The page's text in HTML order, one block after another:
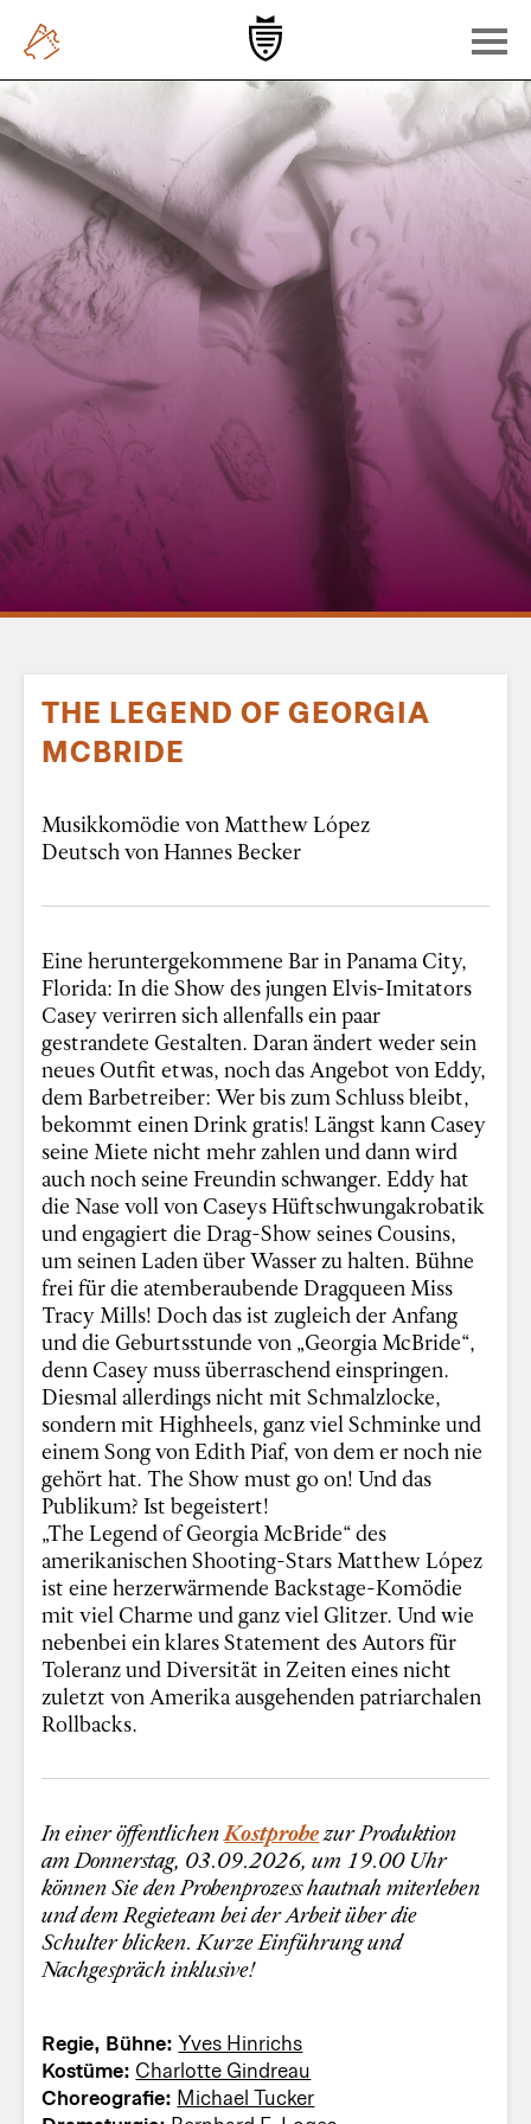
THE LEGEND OF GEORGIA
MCBRIDE
Musikkomödie von Matthew López
Deutsch von Hannes Becker
Eine heruntergekommene Bar in Panama City,
Florida: In die Show des jungen Elvis-Imitators
Casey verirren sich allenfalls ein paar
gestrandete Gestalten. Daran ändert weder sein
neues Outfit etwas, noch das Angebot von Eddy,
dem Barbetreiber: Wer bis zum Schluss bleibt,
bekommt einen Drink gratis! Längst kann Casey
seine Miete nicht mehr zahlen und dann wird
auch noch seine Freundin schwanger. Eddy hat
die Nase voll von Caseys Hüftschwungakrobatik
und engagiert die Drag-Show seines Cousins,
um seinen Laden über Wasser zu halten. Bühne
frei für die atemberaubende Dragqueen Miss
Tracy Mills! Doch das ist zugleich der Anfang
und die Geburtsstunde von „Georgia McBride“,
denn Casey muss überraschend einspringen.
Diesmal allerdings nicht mit Schmalzlocke,
sondern mit Highheels, ganz viel Schminke und
einem Song von Edith Piaf, von dem er noch nie
gehört hat. The Show must go on! Und das
Publikum? Ist begeistert!
„The Legend of Georgia McBride“ des
amerikanischen Shooting-Stars Matthew López
ist eine herzerwärmende Backstage-Komödie
mit viel Charme und ganz viel Glitzer. Und wie
nebenbei ein klares Statement des Autors für
Toleranz und Diversität in Zeiten eines nicht
zuletzt von Amerika ausgehenden patriarchalen
Rollbacks.
In einer öffentlichenKostprobezur Produktion
am Donnerstag, 03.09.2026, um 19.00 Uhr
können Sie den Probenprozess hautnah miterleben
und dem Regieteam bei der Arbeit über die
Schulter blicken. Kurze Einführung und
Nachgespräch inklusive!
Regie, Bühne:Yves Hinrichs
Kostüme: Charlotte Gindreau
Choreografie: Michael Tucker